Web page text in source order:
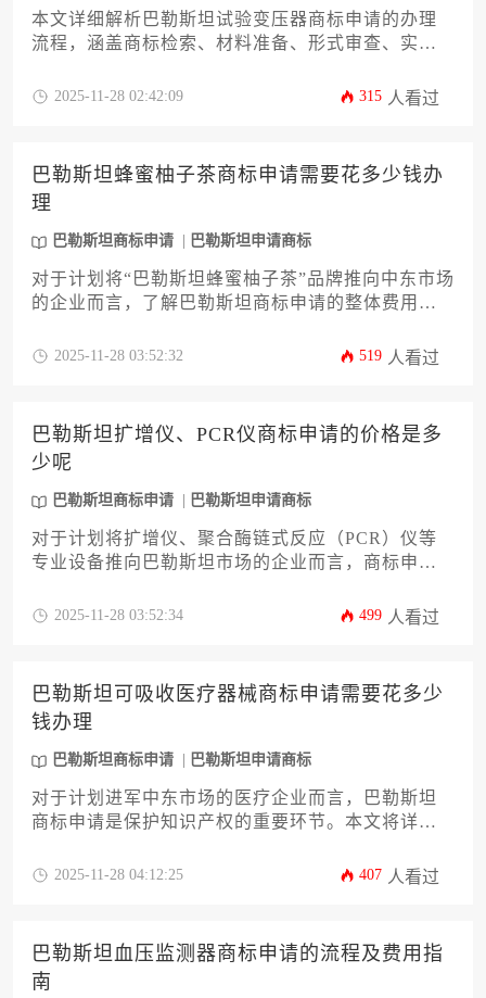
本文详细解析巴勒斯坦试验变压器商标申请的办理
流程，涵盖商标检索、材料准备、形式审查、实质
企业主及高管群体，提供专业实用的操作指南与风
2025-11-28 02:42:09 315 人看过
巴勒斯坦蜂蜜柚子茶商标申请需要花多少钱办
理
巴勒斯坦商标申请 巴勒斯坦申请商标
对于计划将“巴勒斯坦蜂蜜柚子茶”品牌推向中东市场
的企业而言，了解巴勒斯坦商标申请的整体费用构
标检索、官方规费、代理服务到后续维护的全流程
2025-11-28 03:52:32 519 人看过
巴勒斯坦扩增仪、PCR仪商标申请的价格是多
少呢
巴勒斯坦商标申请 巴勒斯坦申请商标
对于计划将扩增仪、聚合酶链式反应（PCR）仪等
专业设备推向巴勒斯坦市场的企业而言，商标申请
的问题是“巴勒斯坦商标申请的价格是多少呢”。实际
本构成，并提供一份从前期查询到后期维护的完整
攻略，帮助企业精准预算，高效完成品牌布局。
2025-11-28 03:52:34 499 人看过
巴勒斯坦可吸收医疗器械商标申请需要花多少
钱办理
巴勒斯坦商标申请 巴勒斯坦申请商标
对于计划进军中东市场的医疗企业而言，巴勒斯坦
商标申请是保护知识产权的重要环节。本文将详细
用构成、流程细节及潜在风险，帮助企业精准预算
2025-11-28 04:12:25 407 人看过
巴勒斯坦血压监测器商标申请的流程及费用指
南